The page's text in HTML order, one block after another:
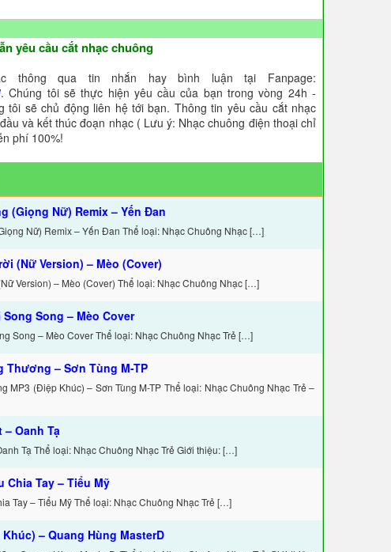
yêu cầu cắt nhạc chuông
qua tin nhắn hay bình luận tại Fanpage:
. Chúng tôi sẽ thực hiện yêu cầu của bạn trong vòng 24h -
tôi sẽ chủ động liên hệ tới bạn. Thông tin yêu cầu cắt nhạc
và kết thúc đoạn nhạc ( Lưu ý: Nhạc chuông điện thoại chỉ
phí 100%!
(Giọng Nữ) Remix – Yến Đan
Nữ) Remix – Yến Đan Thể loại: Nhạc Chuông Nhạc […]
(Nữ Version) – Mèo (Cover)
Version) – Mèo (Cover) Thể loại: Nhạc Chuông Nhạc […]
Song – Mèo Cover
Song – Mèo Cover Thể loại: Nhạc Chuông Nhạc Trẻ […]
Thương – Sơn Tùng M-TP
MP3 (Điệp Khúc) – Sơn Tùng M-TP Thể loại: Nhạc Chuông Nhạc Trẻ –
Oanh Tạ
Tạ Thể loại: Nhạc Chuông Nhạc Trẻ Giới thiệu: […]
Chia Tay – Tiểu Mỹ
Tay – Tiểu Mỹ Thể loại: Nhạc Chuông Nhạc Trẻ […]
– Quang Hùng MasterD